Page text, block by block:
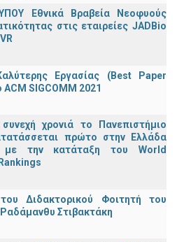
Εθνικά Βραβεία Νεοφυούς
στις εταιρείες JADBio
Εργασίας (Best Paper
SIGCOMM 2021
συνεχή χρονιά το Πανεπιστήμιο
πρώτο στην Ελλάδα
με την κατάταξη του World
Διδακτορικού Φοιτητή του
Στιβακτάκη